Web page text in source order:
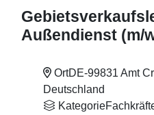
Außendienst (m/
OrtDE-99831 Amt
Deutschland
Kategorie